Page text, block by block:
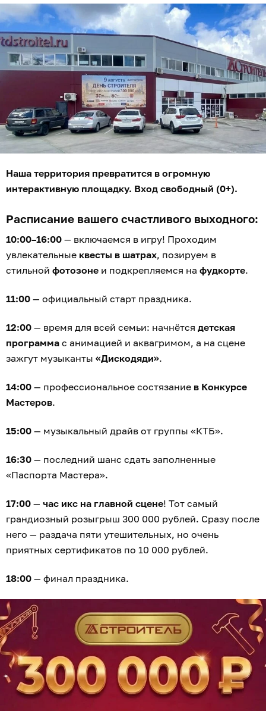
Наша территория превратится в огромную
интерактивную площадку. Вход свободный (0+).
Расписание вашего счастливого выходного:
10:00–16:00 — включаемся в игру! Проходим
увлекательные квесты в шатрах, позируем в
стильной фотозоне и подкрепляемся на фудкорте.
11:00 — официальный старт праздника.
12:00 — время для всей семьи: начнётся детская
программа с анимацией и аквагримом, а на сцене
зажгут музыканты «Дискодяди».
14:00 — профессиональное состязание в Конкурсе
Мастеров.
15:00 — музыкальный драйв от группы «КТБ».
16:30 — последний шанс сдать заполненные
«Паспорта Мастера».
17:00 — час икс на главной сцене! Тот самый
грандиозный розыгрыш 300 000 рублей. Сразу после
него — раздача пяти утешительных, но очень
приятных сертификатов по 10 000 рублей.
18:00 — финал праздника.